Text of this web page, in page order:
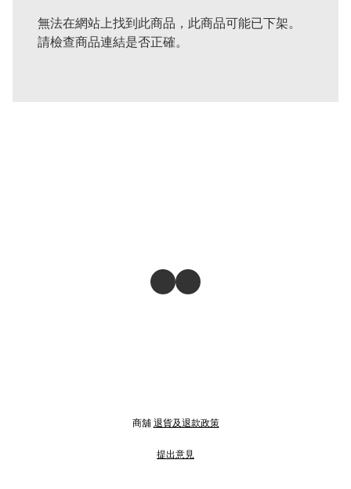
無法在網站上找到此商品，此商品可能已下架。
請檢查商品連結是否正確。
商舖 退貨及退款政策
提出意見